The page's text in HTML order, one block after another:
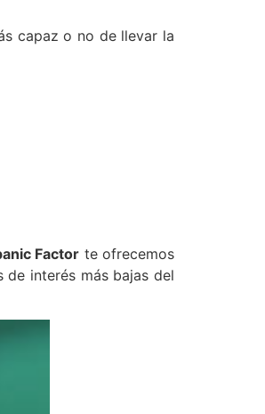
capaz o no de llevar la
Factor te ofrecemos
de interés más bajas del